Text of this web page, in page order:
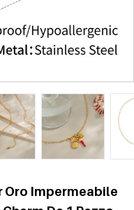
Oro Impermeabile